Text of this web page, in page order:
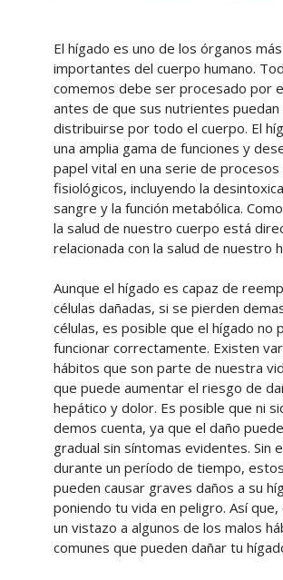
El hígado es uno de los órganos más
importantes del cuerpo humano.
comemos debe ser procesado por
antes de que sus nutrientes puedan
distribuirse por todo el cuerpo. El
una amplia gama de funciones y
papel vital en una serie de procesos
fisiológicos, incluyendo la
sangre y la función metabólica.
la salud de nuestro cuerpo está
relacionada con la salud de nuestro
Aunque el hígado es capaz de
células dañadas, si se pierden
células, es posible que el hígado no
funcionar correctamente. Existen
hábitos que son parte de nuestra
que puede aumentar el riesgo de
hepático y dolor. Es posible que ni
demos cuenta, ya que el daño
gradual sin síntomas evidentes. Sin
durante un período de tiempo,
pueden causar graves daños a su
poniendo tu vida en peligro. Así que,
un vistazo a algunos de los malos
comunes que pueden dañar tu